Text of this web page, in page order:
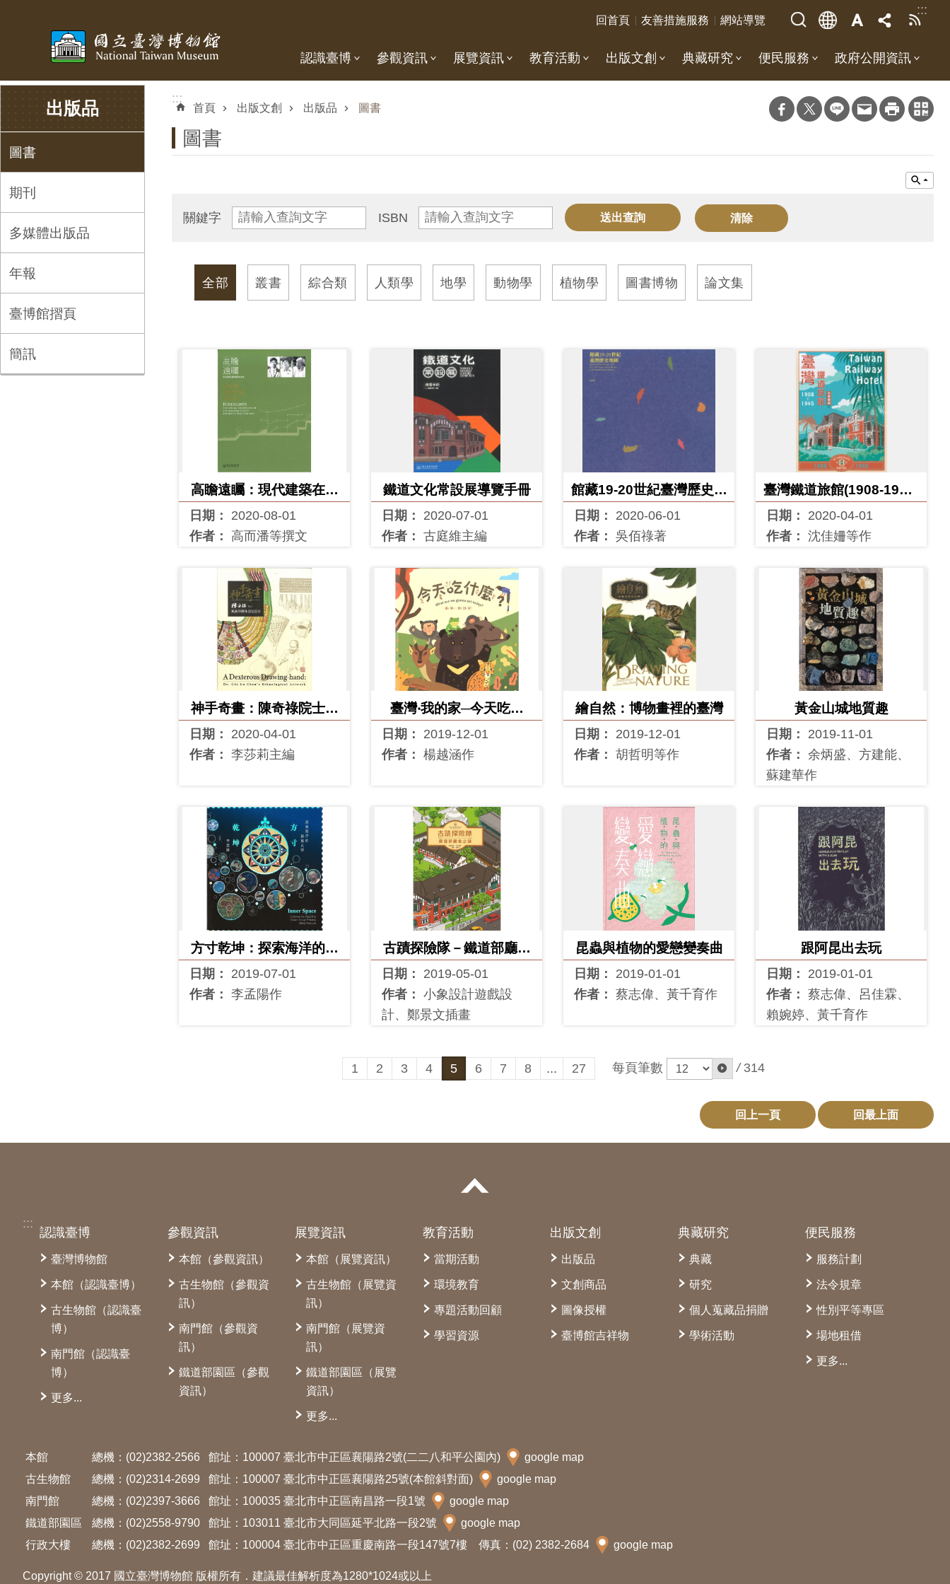
:::
回首頁 友善措施服務 網站導覽
認識臺博 參觀資訊 展覽資訊 教育活動 出版文創 典藏研究 便民服務 政府公開資訊
出版品
圖書
期刊
多媒體出版品
年報
臺博館摺頁
簡訊
:::
首頁 出版文創 出版品 圖書
圖書
關鍵字 ISBN
全部 叢書 綜合類 人類學 地學 動物學 植物學 圖書博物 論文集
高瞻遠矚：現代建築在臺
灣實踐的見證：高而潘建
築作品珠玉展
日期：
2020-08-01
作者：
高而潘等撰文
鐵道文化常設展導覽手冊
日期：
2020-07-01
作者： 古庭維主編
館藏19-20世紀臺灣歷史地
圖
日期：
2020-06-01
作者： 吳佰祿著
臺灣鐵道旅館(1908-1945)
特展專書
日期：
2020-04-01
作者： 沈佳姍等作
神手奇畫：陳奇祿院士民
族學標本圖繪圖錄
日期：
2020-04-01
作者： 李莎莉主編
臺灣‧我的家─今天吃什
麼？
日期：
2019-12-01
作者： 楊越涵作
繪自然：博物畫裡的臺灣
日期：
2019-12-01
作者： 胡哲明等作
黃金山城地質趣
日期：
2019-11-01
作者： 余炳盛、方建能、
蘇建華作
方寸乾坤：探索海洋的蔚
藍史詩
日期：
2019-07-01
作者： 李孟陽作
古蹟探險隊－鐵道部廳舍
之謎
日期：
2019-05-01
作者： 小象設計遊戲設
計、鄭景文插畫
昆蟲與植物的愛戀變奏曲
日期：
2019-01-01
作者： 蔡志偉、黃千育作
跟阿昆出去玩
日期：
2019-01-01
作者： 蔡志偉、呂佳霖、
賴婉婷、黃千育作
1 2 3 4 5 6 7 8 ... 27 每頁筆數 / 314
回上一頁 回最上面
:::
認識臺博
臺灣博物館
本館（認識臺博）
古生物館（認識臺
博）
南門館（認識臺
博）
更多...
參觀資訊
本館（參觀資訊）
古生物館（參觀資
訊）
南門館（參觀資
訊）
鐵道部園區（參觀
資訊）
展覽資訊
本館（展覽資訊）
古生物館（展覽資
訊）
南門館（展覽資
訊）
鐵道部園區（展覽
資訊）
更多...
教育活動
當期活動
環境教育
專題活動回顧
學習資源
出版文創
出版品
文創商品
圖像授權
臺博館吉祥物
典藏研究
典藏
研究
個人蒐藏品捐贈
學術活動
便民服務
服務計劃
法令規章
性別平等專區
場地租借
更多...
本館 總機：(02)2382-2566 館址：100007 臺北市中正區襄陽路2號(二二八和平公園內)
google map
古生物館
總機：(02)2314-2699 館址：100007 臺北市中正區襄陽路25號(本館斜對面)
google map
南門館
總機：(02)2397-3666 館址：100035 臺北市中正區南昌路一段1號
google map
鐵道部園區
總機：(02)2558-9790 館址：103011 臺北市大同區延平北路一段2號
google map
行政大樓
總機：(02)2382-2699 館址：100004 臺北市中正區重慶南路一段147號7樓 傳真：(02) 2382-2684 google map
Copyright © 2017 國立臺灣博物館 版權所有．建議最佳解析度為1280*1024或以上